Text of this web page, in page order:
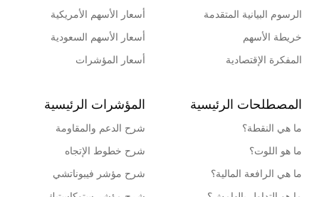
الرسوم البيانية المتقدمة
خريطة الأسهم
المفكرة الإقتصادية
أسعار الأسهم الأمريكية
أسعار الأسهم السعودية
أسعار المؤشرات
المصطلحات الرئيسية
ما هي النقطة؟
ما هو اللوت؟
ما هي الرافعة المالية؟
المؤشرات الرئيسية
شرح الدعم والمقاومة
شرح خطوط الإتجاه
شرح مؤشر فيبوناتشي